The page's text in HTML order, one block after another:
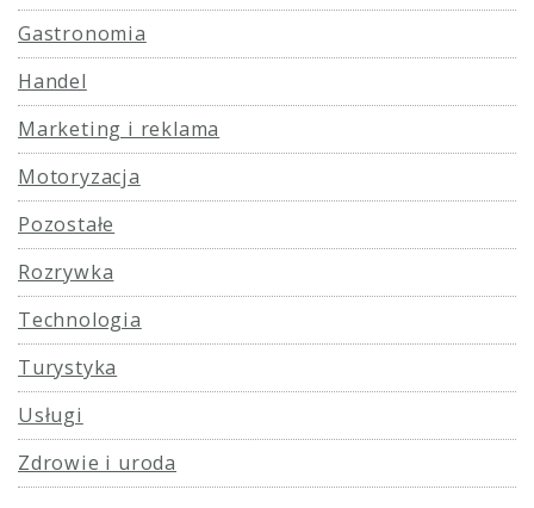
Gastronomia
Handel
Marketing i reklama
Motoryzacja
Pozostałe
Rozrywka
Technologia
Turystyka
Usługi
Zdrowie i uroda